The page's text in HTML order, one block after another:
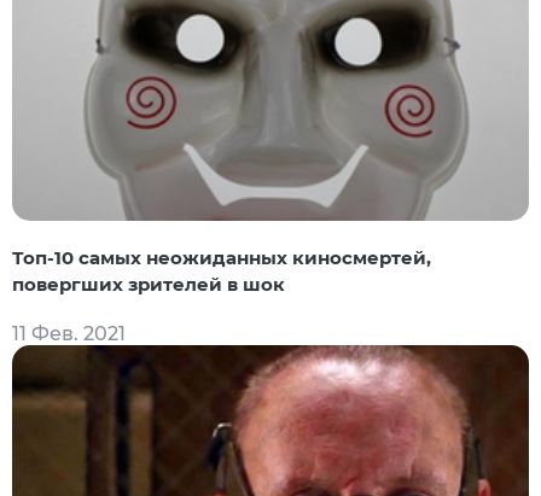
Топ-10 самых неожиданных киносмертей,
повергших зрителей в шок
11 Фев. 2021